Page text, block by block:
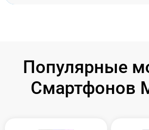
Популярные
Смартфонов